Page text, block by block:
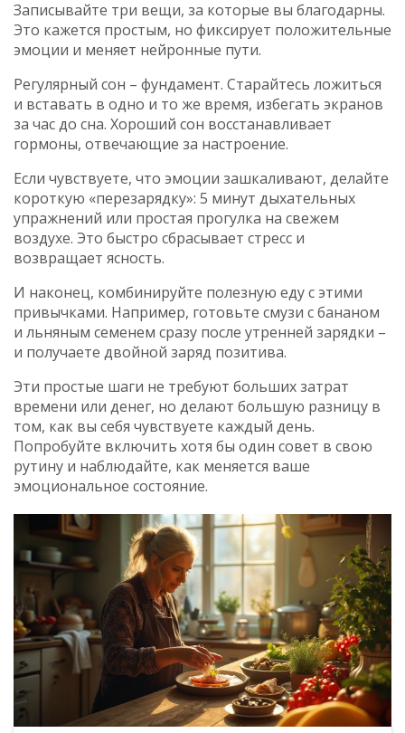
Записывайте три вещи, за которые вы благодарны.
Это кажется простым, но фиксирует положительные
эмоции и меняет нейронные пути.
Регулярный сон – фундамент. Старайтесь ложиться
и вставать в одно и то же время, избегать экранов
за час до сна. Хороший сон восстанавливает
гормоны, отвечающие за настроение.
Если чувствуете, что эмоции зашкаливают, делайте
короткую «перезарядку»: 5 минут дыхательных
упражнений или простая прогулка на свежем
воздухе. Это быстро сбрасывает стресс и
возвращает ясность.
И наконец, комбинируйте полезную еду с этими
привычками. Например, готовьте смузи с бананом
и льняным семенем сразу после утренней зарядки –
и получаете двойной заряд позитива.
Эти простые шаги не требуют больших затрат
времени или денег, но делают большую разницу в
том, как вы себя чувствуете каждый день.
Попробуйте включить хотя бы один совет в свою
рутину и наблюдайте, как меняется ваше
эмоциональное состояние.